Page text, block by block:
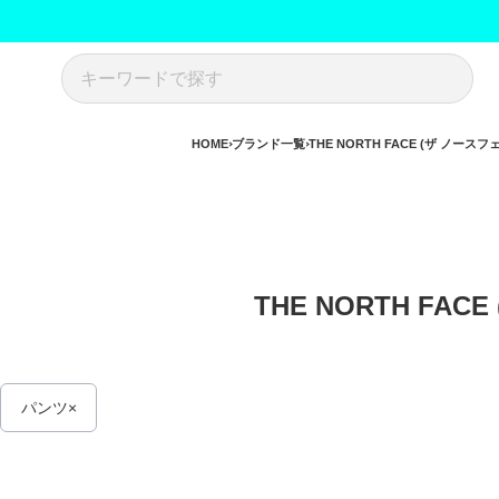
HOME ブランド一覧 THE NORTH FACE (ザ ノースフ
THE NORTH
パンツ